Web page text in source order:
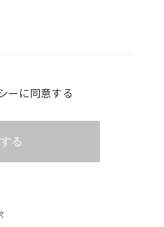
ーに同意する
る